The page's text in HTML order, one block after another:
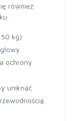
również
kg)
ochrony
uniknąć